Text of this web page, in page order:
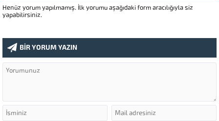
Henüz yorum yapılmamış. İlk yorumu aşağıdaki form aracılığıyla siz
yapabilirsiniz.
BİR YORUM YAZIN